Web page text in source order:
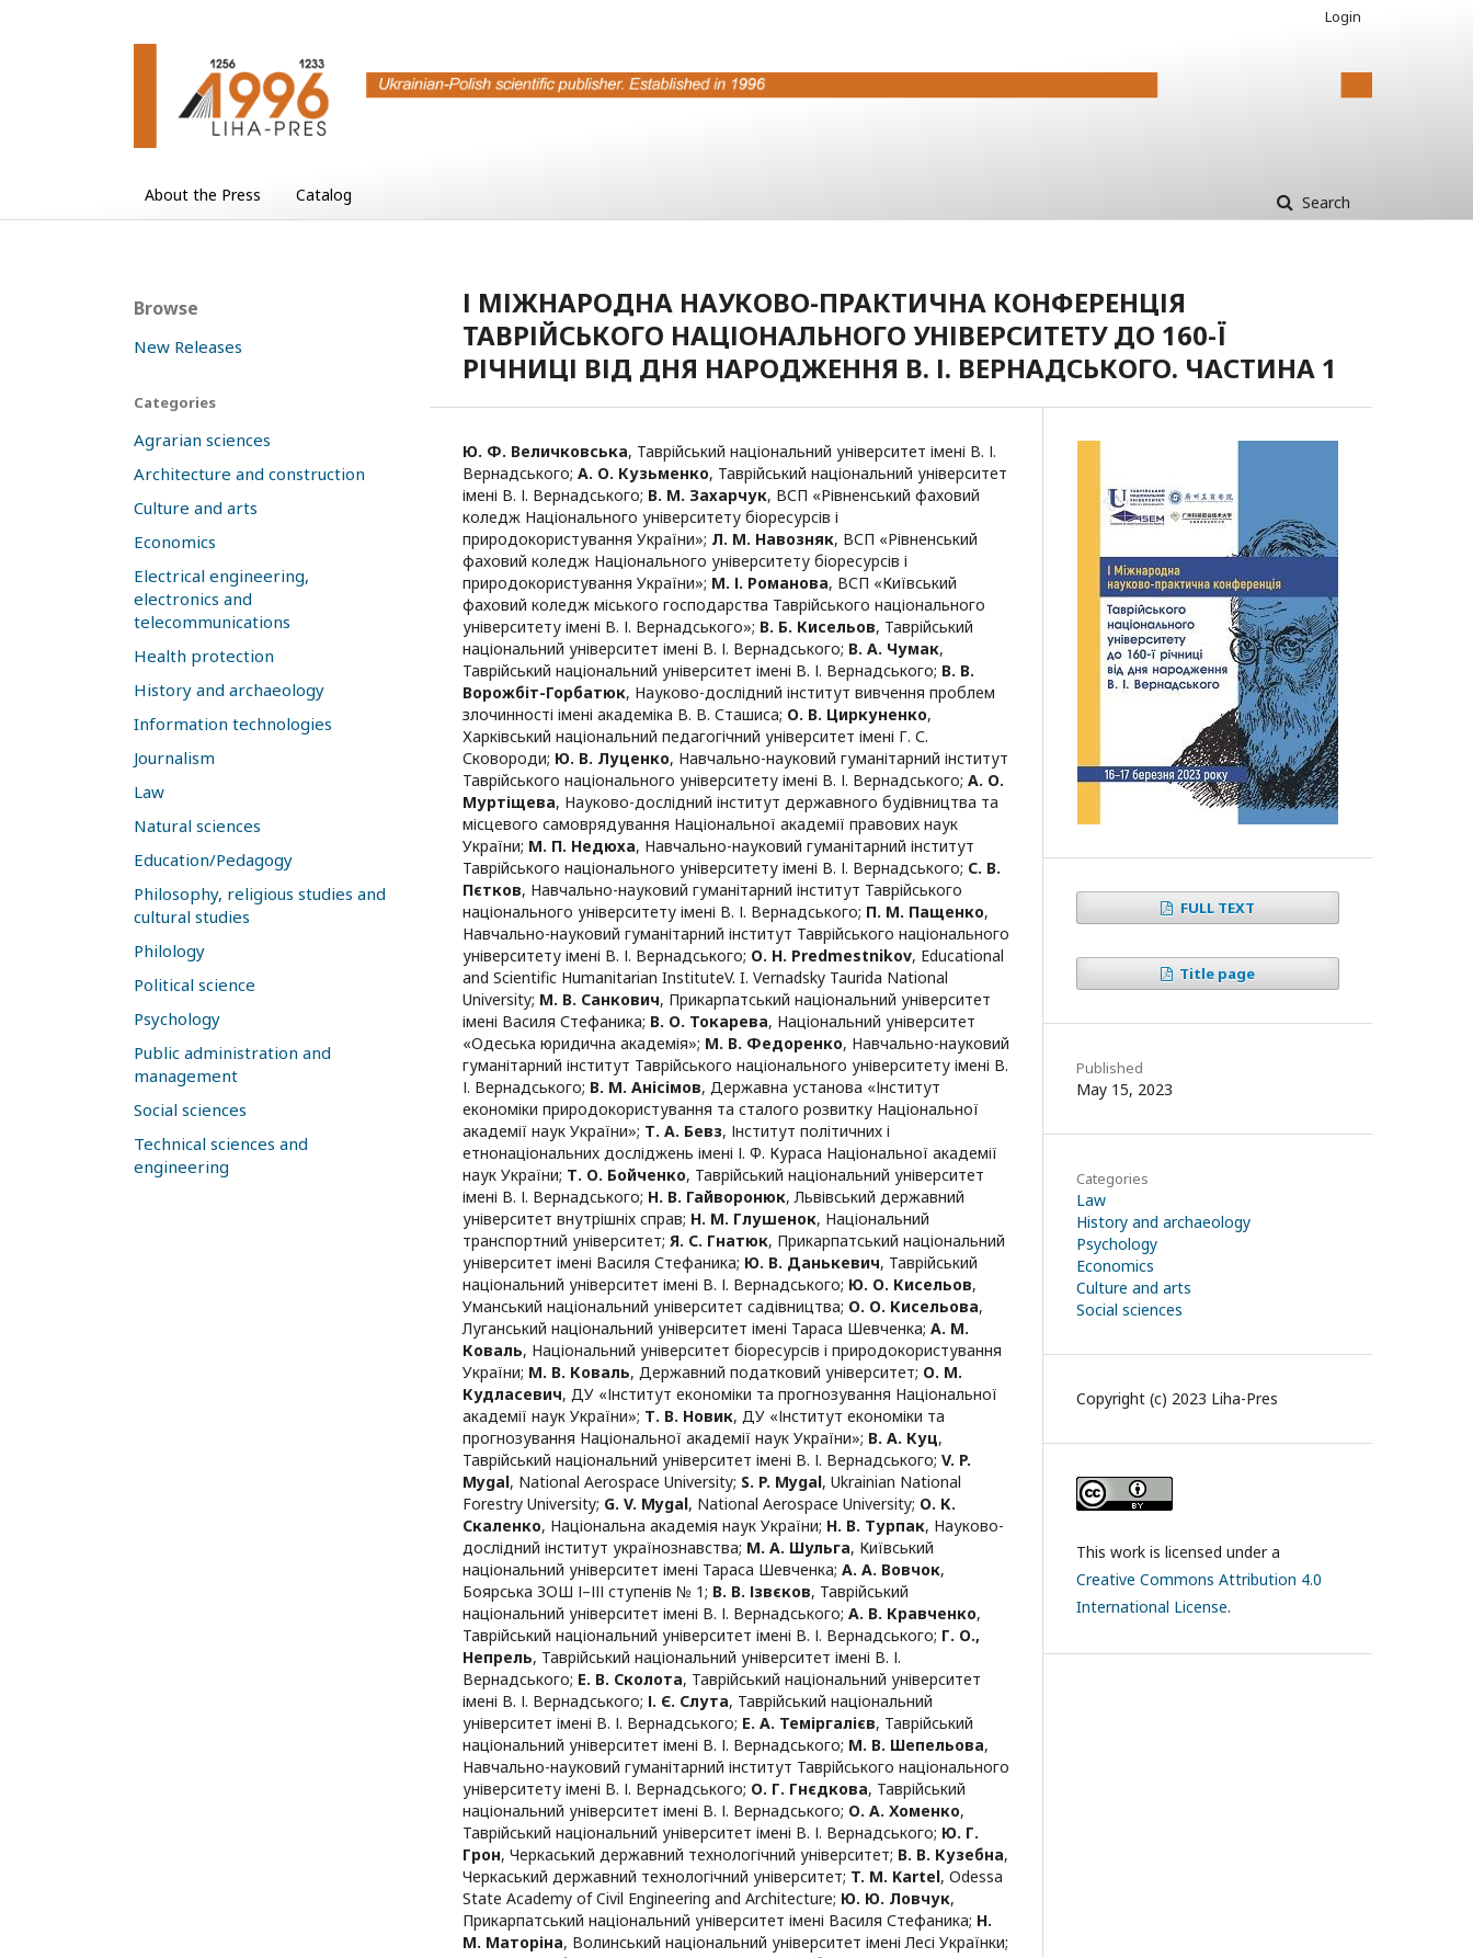
About the Press Catalog Search
Login
І МІЖНАРОДНА НАУКОВО-ПРАКТИЧНА КОНФЕРЕНЦІЯ
ТАВРІЙСЬКОГО НАЦІОНАЛЬНОГО УНІВЕРСИТЕТУ ДО 160-Ї
РІЧНИЦІ ВІД ДНЯ НАРОДЖЕННЯ В. І. ВЕРНАДСЬКОГО. ЧАСТИНА 1
Ю. Ф. Величковська, Таврійський національний університет імені В. І.
Вернадського; А. О. Кузьменко, Таврійський національний університет
імені В. І. Вернадського; В. М. Захарчук, ВСП «Рівненський фаховий
коледж Національного університету біоресурсів і
природокористування України»; Л. М. Навозняк, ВСП «Рівненський
фаховий коледж Національного університету біоресурсів і
природокористування України»; М. І. Романова, ВСП «Київський
фаховий коледж міського господарства Таврійського національного
університету імені В. І. Вернадського»; В. Б. Кисельов, Таврійський
національний університет імені В. І. Вернадського; В. А. Чумак,
Таврійський національний університет імені В. І. Вернадського; В. В.
Ворожбіт-Горбатюк, Науково-дослідний інститут вивчення проблем
злочинності імені академіка В. В. Сташиса; О. В. Циркуненко,
Харківський національний педагогічний університет імені Г. С.
Сковороди; Ю. В. Луценко, Навчально-науковий гуманітарний інститут
Таврійського національного університету імені В. І. Вернадського; А. О.
Муртіщева, Науково-дослідний інститут державного будівництва та
місцевого самоврядування Національної академії правових наук
України; М. П. Недюха, Навчально-науковий гуманітарний інститут
Таврійського національного університету імені В. І. Вернадського; С. В.
Пєтков, Навчально-науковий гуманітарний інститут Таврійського
національного університету імені В. І. Вернадського; П. М. Пащенко,
Навчально-науковий гуманітарний інститут Таврійського національного
університету імені В. І. Вернадського; О. H. Predmestnikov, Educational
and Scientific Humanitarian InstituteV. I. Vernadsky Taurida National
University; М. В. Санкович, Прикарпатський національний університет
імені Василя Стефаника; В. О. Токарева, Національний університет
«Одеська юридична академія»; М. В. Федоренко, Навчально-науковий
гуманітарний інститут Таврійського національного університету імені В.
І. Вернадського; В. М. Анісімов, Державна установа «Інститут
економіки природокористування та сталого розвитку Національної
академії наук України»; Т. А. Бевз, Інститут політичних і
етнонаціональних досліджень імені І. Ф. Кураса Національної академії
наук України; Т. О. Бойченко, Таврійський національний університет
імені В. І. Вернадського; Н. В. Гайворонюк,Львівський державний
університет внутрішніх справ; Н. М. Глушенок, Національний
транспортний університет; Я. С. Гнатюк, Прикарпатський національний
університет імені Василя Стефаника; Ю. В. Данькевич, Таврійський
національний університет імені В. І. Вернадського; Ю. О. Кисельов,
Уманський національний університет садівництва; О. О. Кисельова,
Луганський національний університет імені Тараса Шевченка; А. М.
Коваль, Національний університет біоресурсів і природокористування
України; М. В. Коваль, Державний податковий університет; О. М.
Кудласевич, ДУ «Інститут економіки та прогнозування Національної
академії наук України»; Т. В. Новик, ДУ «Інститут економіки та
прогнозування Національної академії наук України»; В. А. Куц,
Таврійський національний університет імені В. І. Вернадського; V. P.
Mygal, National Aerospace University; S. P. Mygal, Ukrainian National
Forestry University; G. V. Mygal, National Aerospace University; О. К.
Скаленко, Національна академія наук України; Н. В. Турпак, Науково-
дослідний інститут українознавства; М. А. Шульга, Київський
національний університет імені Тараса Шевченка; А. А. Вовчок,
Боярська ЗОШ І–ІІІ ступенів № 1; В. В. Ізвєков, Таврійський
національний університет імені В. І. Вернадського; А. В. Кравченко,
Таврійський національний університет імені В. І. Вернадського; Г. О.,
Непрель, Таврійський національний університет імені В. І.
Вернадського; Е. В. Сколота, Таврійський національний університет
імені В. І. Вернадського; І. Є. Слута, Таврійський національний
університет імені В. І. Вернадського; Е. А. Теміргалієв, Таврійський
національний університет імені В. І. Вернадського; М. В. Шепельова,
Навчально-науковий гуманітарний інститут Таврійського національного
університету імені В. І. Вернадського; О. Г. Гнєдкова, Таврійський
національний університет імені В. І. Вернадського; О. А. Хоменко,
Таврійський національний університет імені В. І. Вернадського; Ю. Г.
Грон, Черкаський державний технологічний університет; В. В. Кузебна,
Черкаський державний технологічний університет; T. М. Kartel, Odessa
State Academy of Civil Engineering and Architecture; Ю. Ю. Ловчук,
Прикарпатський національний університет імені Василя Стефаника; Н.
М. Маторіна, Волинський національний університет імені Лесі Українки;
FULL TEXT
Title page
Published
May 15, 2023
Categories
Law
History and archaeology
Psychology
Economics
Culture and arts
Social sciences
Copyright (c) 2023 Liha-Pres
This work is licensed under a
Creative Commons Attribution 4.0
International License.
Browse
New Releases
Categories
Agrarian sciences
Architecture and construction
Culture and arts
Economics
Electrical engineering,
electronics and
telecommunications
Health protection
History and archaeology
Information technologies
Journalism
Law
Natural sciences
Education/Pedagogy
Philosophy, religious studies and
cultural studies
Philology
Political science
Psychology
Public administration and
management
Social sciences
Technical sciences and
engineering